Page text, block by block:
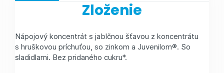
Zloženie
Nápojový koncentrát s jablčnou šťavou z koncentrátu
s hruškovou príchuťou, so zinkom a Juvenilom®. So
sladidlami. Bez pridaného cukru*.